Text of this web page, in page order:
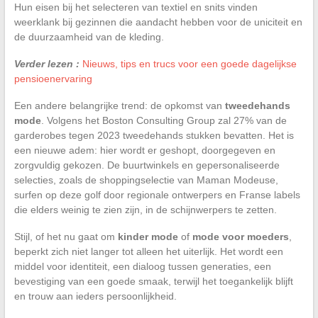
Hun eisen bij het selecteren van textiel en snits vinden
weerklank bij gezinnen die aandacht hebben voor de uniciteit en
de duurzaamheid van de kleding.
Verder lezen : Nieuws, tips en trucs voor een goede dagelijkse
pensioenervaring
Een andere belangrijke trend: de opkomst van tweedehands
mode. Volgens het Boston Consulting Group zal 27% van de
garderobes tegen 2023 tweedehands stukken bevatten. Het is
een nieuwe adem: hier wordt er geshopt, doorgegeven en
zorgvuldig gekozen. De buurtwinkels en gepersonaliseerde
selecties, zoals de shoppingselectie van Maman Modeuse,
surfen op deze golf door regionale ontwerpers en Franse labels
die elders weinig te zien zijn, in de schijnwerpers te zetten.
Stijl, of het nu gaat om kinder modeof mode voor moeders
beperkt zich niet langer tot alleen het uiterlijk. Het wordt een
middel voor identiteit, een dialoog tussen generaties, een
bevestiging van een goede smaak, terwijl het toegankelijk blijft
en trouw aan ieders persoonlijkheid.